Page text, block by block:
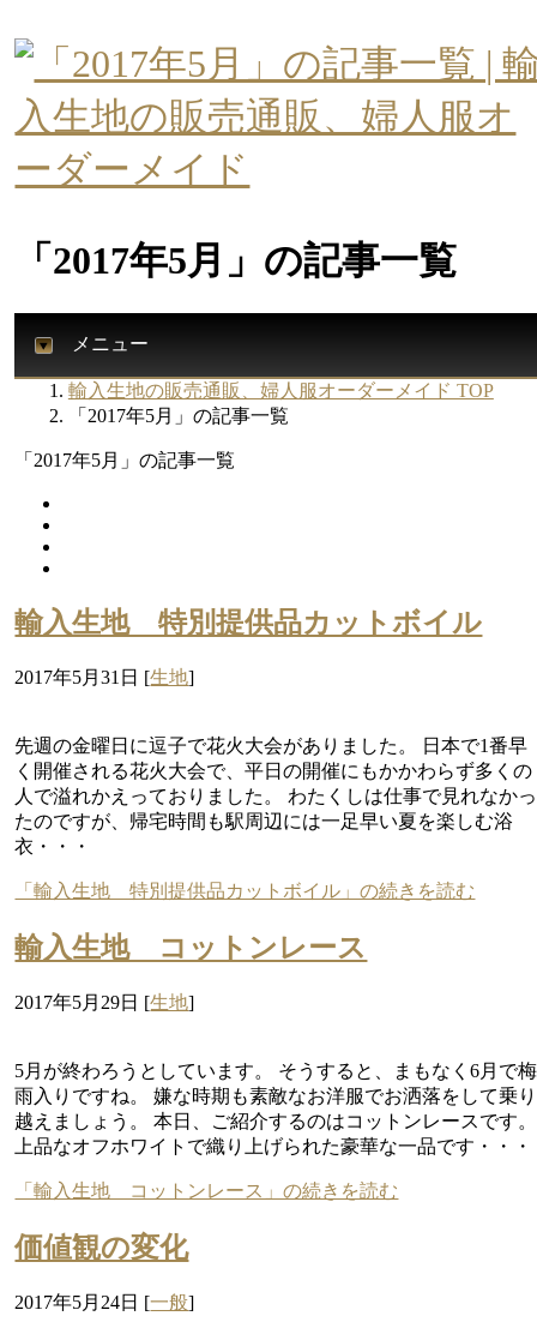
「2017年5月」の記事一覧
メニュー
輸入生地の販売通販、婦人服オーダーメイド TOP
「2017年5月」の記事一覧
「2017年5月」の記事一覧
輸入生地 特別提供品カットボイル
2017年5月31日 [生地]
先週の金曜日に逗子で花火大会がありました。 日本で1番早
く開催される花火大会で、平日の開催にもかかわらず多くの
人で溢れかえっておりました。 わたくしは仕事で見れなかっ
たのですが、帰宅時間も駅周辺には一足早い夏を楽しむ浴
衣・・・
「輸入生地 特別提供品カットボイル」の続きを読む
輸入生地 コットンレース
2017年5月29日 [生地]
5月が終わろうとしています。 そうすると、まもなく6月で梅
雨入りですね。 嫌な時期も素敵なお洋服でお洒落をして乗り
越えましょう。 本日、ご紹介するのはコットンレースです。
上品なオフホワイトで織り上げられた豪華な一品です・・・
「輸入生地 コットンレース」の続きを読む
価値観の変化
2017年5月24日 [一般]